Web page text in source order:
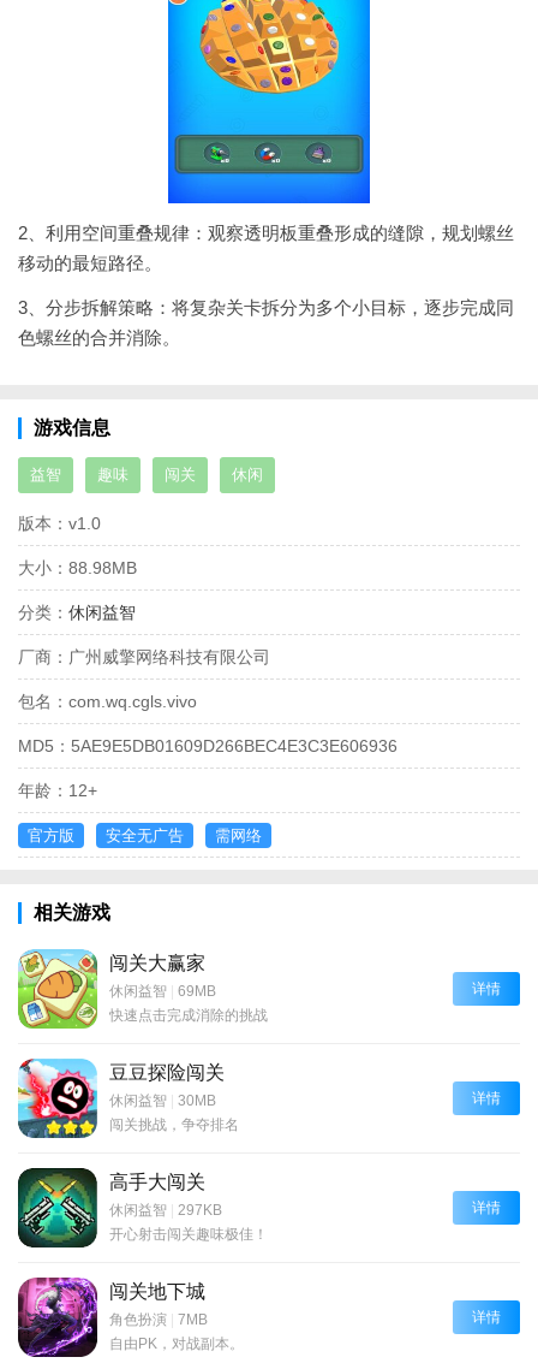
2、利用空间重叠规律：观察透明板重叠形成的缝隙，规划螺丝
移动的最短路径。
3、分步拆解策略：将复杂关卡拆分为多个小目标，逐步完成同
色螺丝的合并消除。
游戏信息
益智 趣味 闯关 休闲
版本： v1.0
大小： 88.98MB
分类： 休闲益智
厂商： 广州威擎网络科技有限公司
包名： com.wq.cgls.vivo
MD5： 5AE9E5DB01609D266BEC4E3C3E606936
年龄： 12+
官方版 安全无广告 需网络
相关游戏
闯关大赢家
休闲益智 | 69MB
快速点击完成消除的挑战
详情
豆豆探险闯关
休闲益智 | 30MB
闯关挑战，争夺排名
详情
高手大闯关
休闲益智 | 297KB
开心射击闯关趣味极佳！
详情
闯关地下城
角色扮演 | 7MB
自由PK，对战副本。
详情